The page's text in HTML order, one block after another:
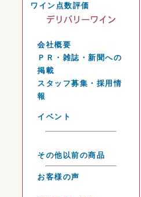
ワイン点数評価
会社概要
ＰＲ・雑誌・新聞への
掲載
スタッフ募集・採用情
報
イベント
その他以前の商品
お客様の声